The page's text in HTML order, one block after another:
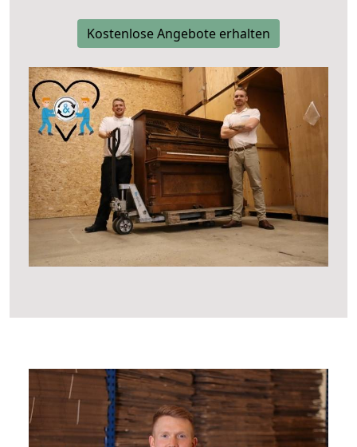
Kostenlose Angebote erhalten